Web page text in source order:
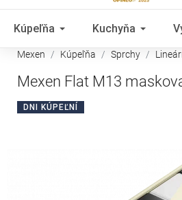
Kúpeľňa Kuchyňa
Mexen Kúpeľňa Sprchy
Mexen Flat M13
DNI KÚPEĽNÍ